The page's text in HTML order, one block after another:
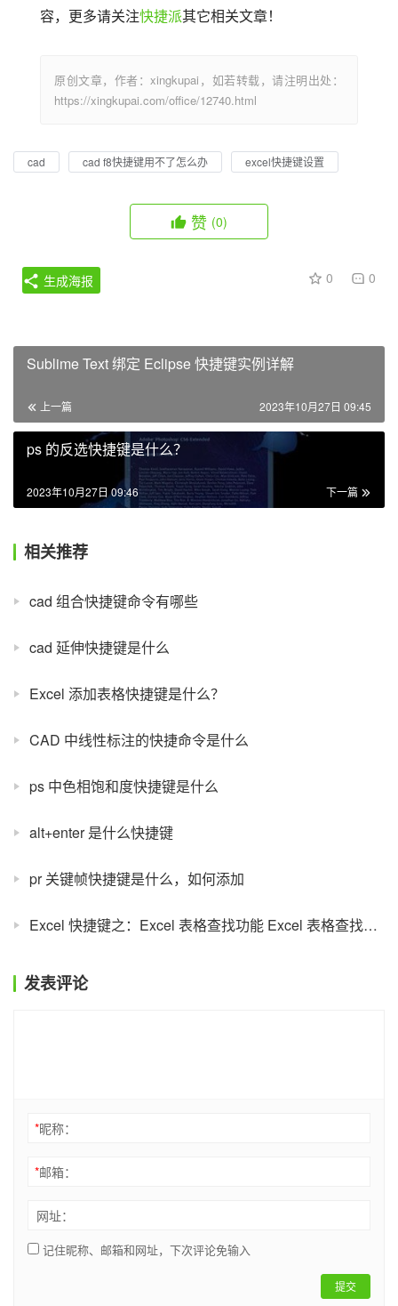
容，更多请关注快捷派其它相关文章！
原创文章，作者：xingkupai，如若转载，请注明出处：
https://xingkupai.com/office/12740.html
cad cad f8快捷键用不了怎么办 excel快捷键设置
赞 (0)
0 0
生成海报
Sublime Text 绑定 Eclipse 快捷键实例详解
上一篇 2023年10月27日 09:45
ps 的反选快捷键是什么？
下一篇
2023年10月27日 09:46
相关推荐
cad 组合快捷键命令有哪些
cad 延伸快捷键是什么
Excel 添加表格快捷键是什么？
CAD 中线性标注的快捷命令是什么
ps 中色相饱和度快捷键是什么
alt+enter 是什么快捷键
pr 关键帧快捷键是什么，如何添加
Excel 快捷键之：Excel 表格查找功能 Excel 表格查找功能快捷键
发表评论
*昵称：
*邮箱：
网址：
记住昵称、邮箱和网址，下次评论免输入
提交